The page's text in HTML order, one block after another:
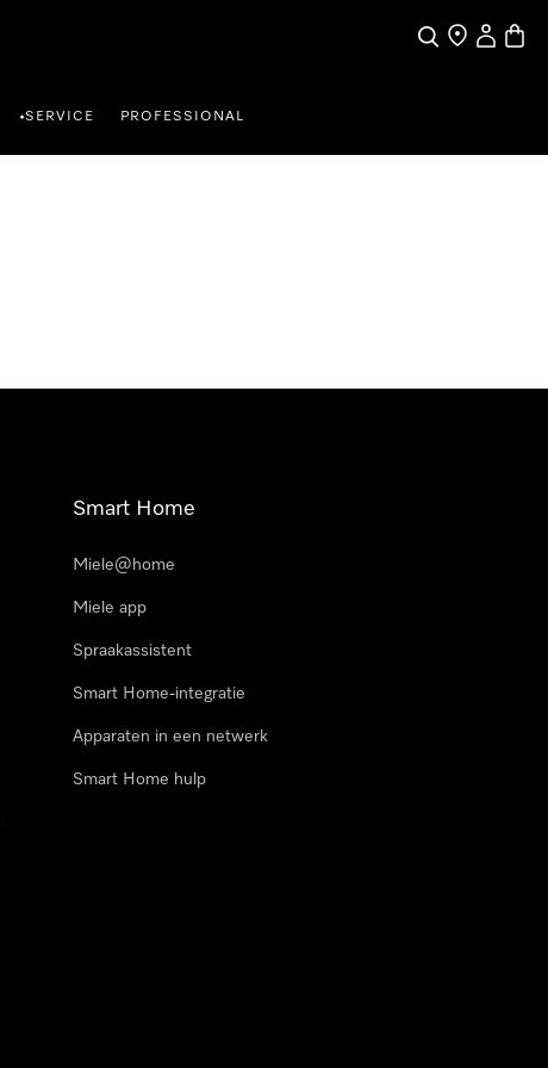
Wat zoek je?
Dealer zoeken
Mijn
•SERVICE PROFESSIONAL
Smart Home
Miele@home
Miele app
Spraakassistent
Smart Home-integratie
Apparaten in een netwerk
Smart Home hulp